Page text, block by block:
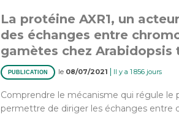
La protéine AXR1, un
des échanges entre
gamètes chez Arabidopsis
PUBLICATION le 08/07/2021 | Il y a 1 856 jours
Comprendre le mécanisme qui régule
permettre de diriger les échanges entre